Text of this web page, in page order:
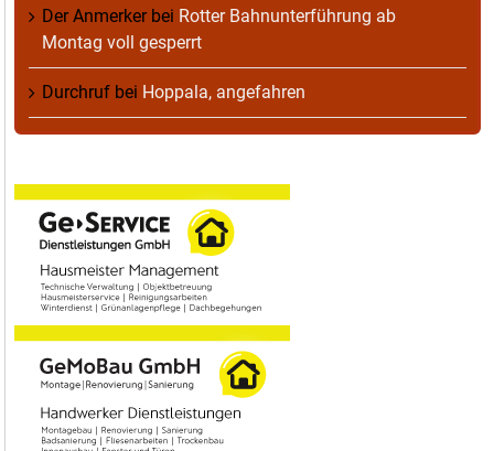
Der Anmerkerbei Rotter Bahnunterführung ab
Montag voll gesperrt
Durchruf bei Hoppala, angefahren